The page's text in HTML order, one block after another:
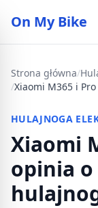
On My Bike
Strona główna/
/
HULAJNOGA
Xiaomi
opinia